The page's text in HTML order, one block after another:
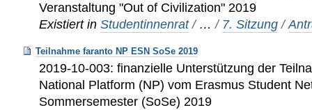
Veranstaltung "Out of Civilization" 2019
Existiert in Studentinnenrat / …/ 7. Sitzung /
Teilnahme faranto NP ESN SoSe 2019
2019-10-003: finanzielle Unterstützung der
National Platform (NP) vom Erasmus Student
Sommersemester (SoSe) 2019